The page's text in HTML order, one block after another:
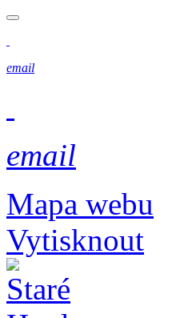
email
email
Mapa webu
Vytisknout